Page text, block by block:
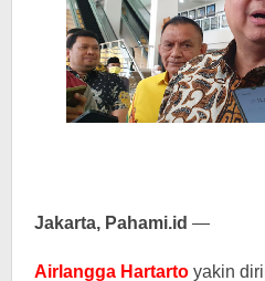
Jakarta, Pahami.id —
Airlangga Hartarto yakin